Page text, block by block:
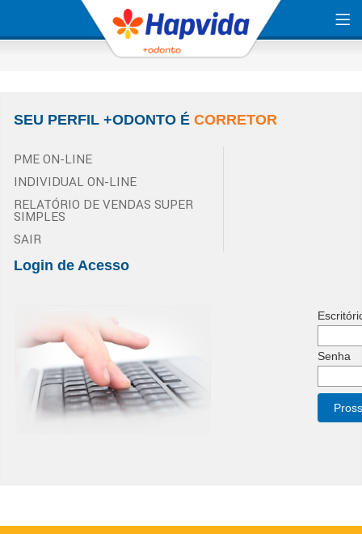
SEU PERFIL +ODONTO É CORRETOR
PME ON-LINE
INDIVIDUAL ON-LINE
RELATÓRIO DE VENDAS SUPER
SIMPLES
SAIR
Login de Acesso
Senha